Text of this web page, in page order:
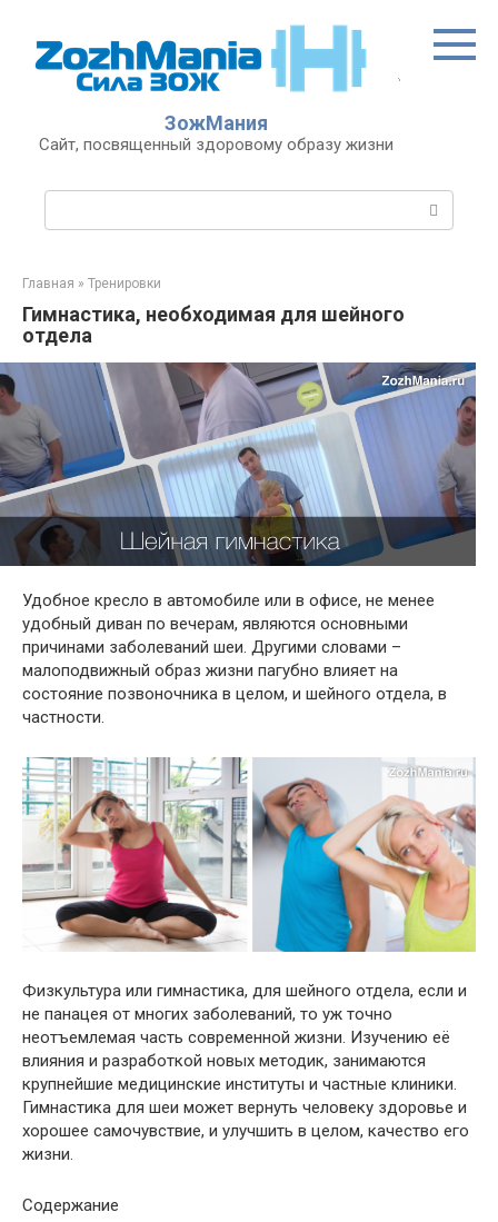
контенту
ЗожМания
Сайт, посвященный здоровому образу жизни
Главная » Тренировки
Гимнастика, необходимая для шейного
отдела
Удобное кресло в автомобиле или в офисе, не менее
удобный диван по вечерам, являются основными
причинами заболеваний шеи. Другими словами –
малоподвижный образ жизни пагубно влияет на
состояние позвоночника в целом, и шейного отдела, в
частности.
Физкультура или гимнастика, для шейного отдела, если и
не панацея от многих заболеваний, то уж точно
неотъемлемая часть современной жизни. Изучению её
влияния и разработкой новых методик, занимаются
крупнейшие медицинские институты и частные клиники.
Гимнастика для шеи может вернуть человеку здоровье и
хорошее самочувствие, и улучшить в целом, качество его
жизни.
Содержание